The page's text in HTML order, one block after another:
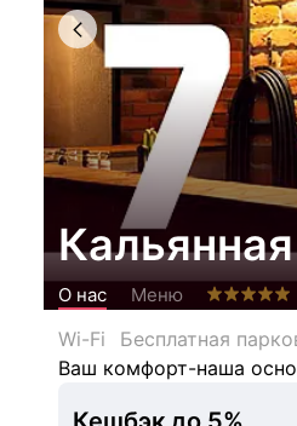
О нас Меню
Wi-Fi
Бесплатная
Ваш комфорт-наша